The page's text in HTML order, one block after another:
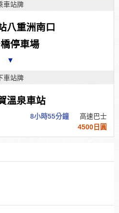
車站牌
八重洲南口
停車場
▼
車站牌
溫泉車站
8小時55分鐘
高速巴士
4500日圓